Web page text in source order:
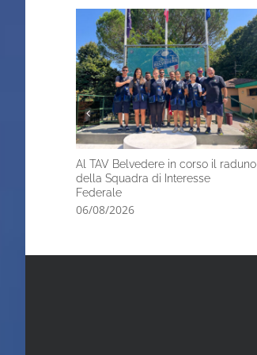
Al TAV Belvedere in corso il raduno
della Squadra di Interesse
Federale
06/08/2026